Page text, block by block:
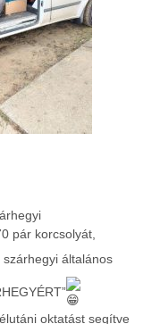
pár korcsolyát,
általános
oktatást segítve